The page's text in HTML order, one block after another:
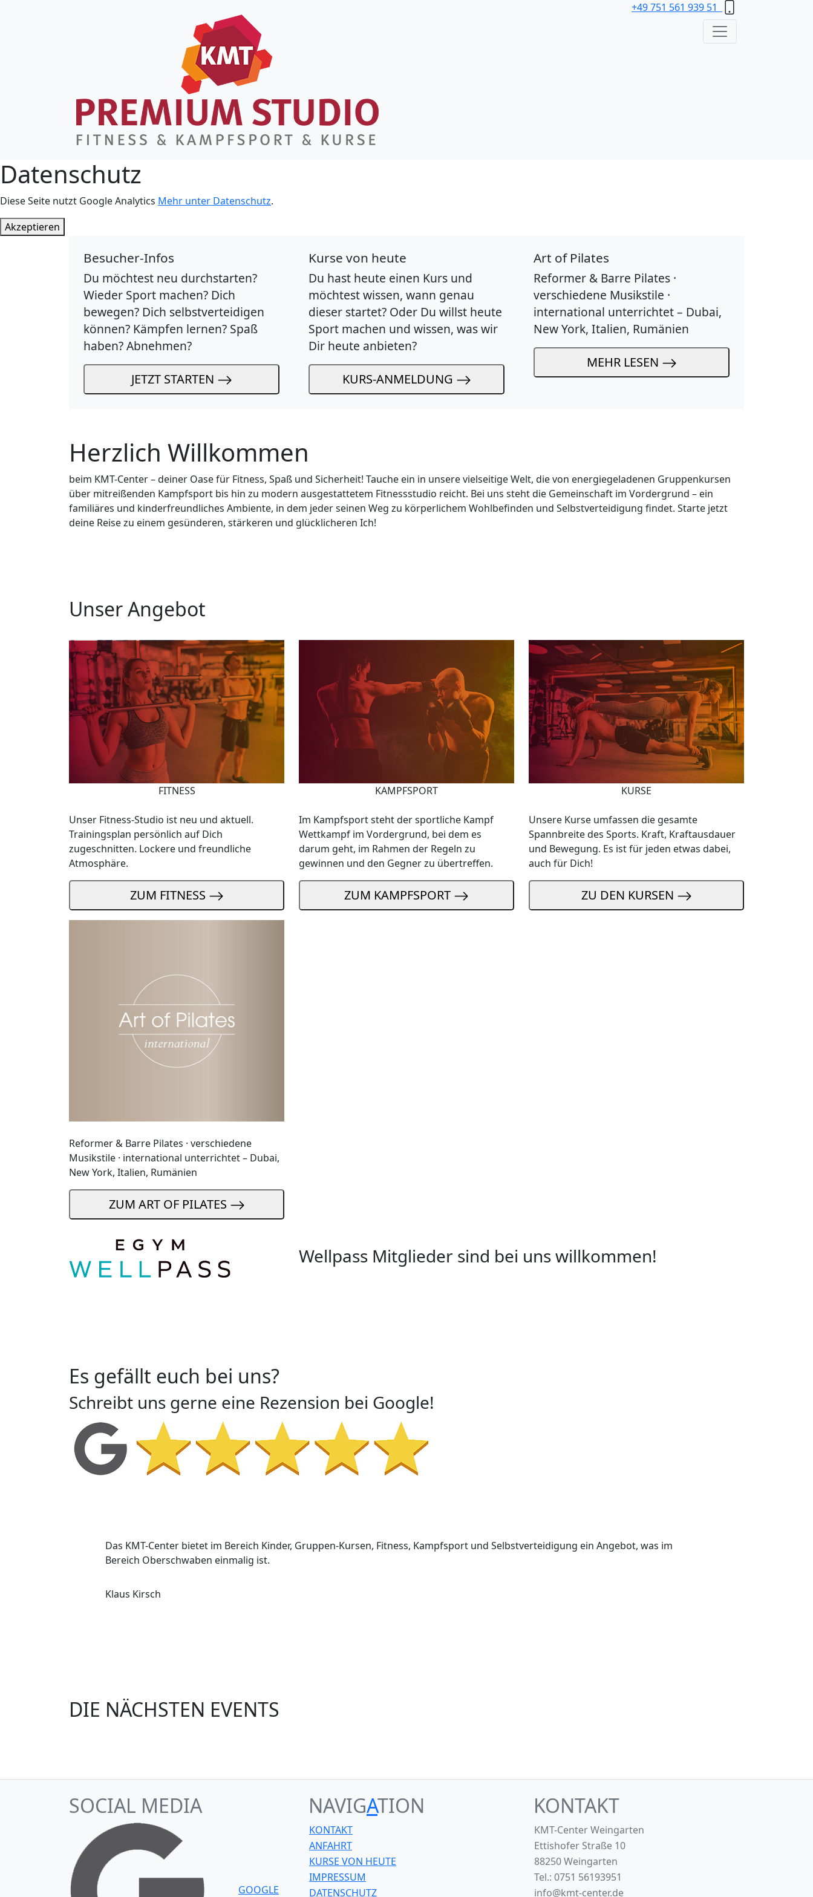
+49 751 561 939 51
Datenschutz
Diese Seite nutzt Google Analytics Mehr unter Datenschutz.
Akzeptieren
Besucher-Infos
Du möchtest neu durchstarten?
Wieder Sport machen? Dich
bewegen? Dich selbstverteidigen
können? Kämpfen lernen? Spaß
haben? Abnehmen?
JETZT STARTEN
Kurse von heute
Du hast heute einen Kurs und
möchtest wissen, wann genau
dieser startet? Oder Du willst heute
Sport machen und wissen, was wir
Dir heute anbieten?
KURS-ANMELDUNG
Art of Pilates
Reformer & Barre Pilates ·
verschiedene Musikstile ·
international unterrichtet – Dubai,
New York, Italien, Rumänien
MEHR LESEN
Herzlich Willkommen
beim KMT-Center – deiner Oase für Fitness, Spaß und Sicherheit! Tauche ein in unsere vielseitige Welt, die von energiegeladenen Gruppenkursen
über mitreißenden Kampfsport bis hin zu modern ausgestattetem Fitnessstudio reicht. Bei uns steht die Gemeinschaft im Vordergrund – ein
familiäres und kinderfreundliches Ambiente, in dem jeder seinen Weg zu körperlichem Wohlbefinden und Selbstverteidigung findet. Starte jetzt
deine Reise zu einem gesünderen, stärkeren und glücklicheren Ich!
Unser Angebot
FITNESS
Unser Fitness-Studio ist neu und aktuell.
Trainingsplan persönlich auf Dich
zugeschnitten. Lockere und freundliche
Atmosphäre.
ZUM FITNESS
KAMPFSPORT
Im Kampfsport steht der sportliche Kampf
Wettkampf im Vordergrund, bei dem es
darum geht, im Rahmen der Regeln zu
gewinnen und den Gegner zu übertreffen.
ZUM KAMPFSPORT
KURSE
Unsere Kurse umfassen die gesamte
Spannbreite des Sports. Kraft, Kraftausdauer
und Bewegung. Es ist für jeden etwas dabei,
auch für Dich!
ZU DEN KURSEN
Reformer & Barre Pilates · verschiedene
Musikstile · international unterrichtet – Dubai,
New York, Italien, Rumänien
ZUM ART OF PILATES
Wellpass Mitglieder sind bei uns willkommen!
Es gefällt euch bei uns?
Schreibt uns gerne eine Rezension bei Google!
Das KMT-Center bietet im Bereich Kinder, Gruppen-Kursen, Fitness, Kampfsport und Selbstverteidigung ein Angebot, was im
Bereich Oberschwaben einmalig ist.
Klaus Kirsch
DIE NÄCHSTEN EVENTS
SOCIAL MEDIA
GOOGLE
NAVIGATION
KONTAKT
ANFAHRT
KURSE VON HEUTE
IMPRESSUM
DATENSCHUTZ
KONTAKT
KMT-Center Weingarten
Ettishofer Straße 10
88250 Weingarten
Tel.: 0751 56193951
info@kmt-center.de